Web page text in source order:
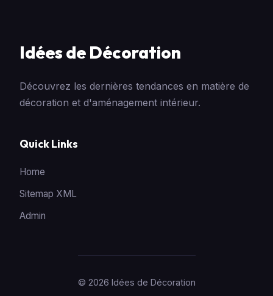
Idées de Décoration
Découvrez les dernières tendances en matière de
décoration et d'aménagement intérieur.
Quick Links
Home
Sitemap XML
Admin
© 2026 Idées de Décoration